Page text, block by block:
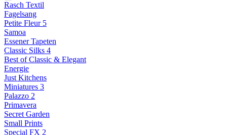
Rasch Textil
Fagelsang
Petite Fleur 5
Samoa
Essener Tapeten
Classic Silks 4
Best of Classic & Elegant
Energie
Just Kitchens
Miniatures 3
Palazzo 2
Primavera
Secret Garden
Small Prints
Special FX 2